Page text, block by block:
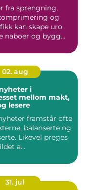
fra sprengning,
og
kan skape uro
naboer og bygg...
02. aug
i
mellom makt,
lesere
framstår ofte
balanserte og
Likevel preges
a...
31. jul